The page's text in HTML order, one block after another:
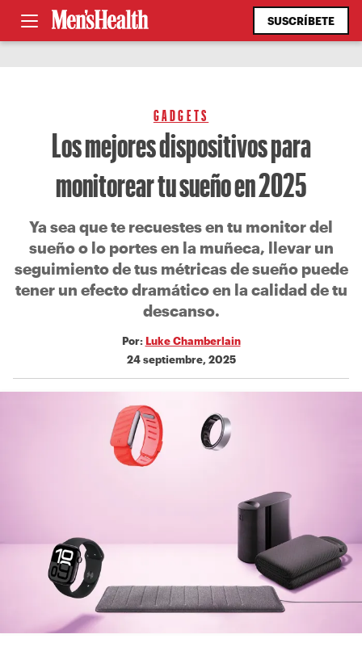
SUSCRÍBETE
GADGETS
Los mejores dispositivos para
monitorear tu sueño en 2025
Ya sea que te recuestes en tu monitor del
sueño o lo portes en la muñeca, llevar un
seguimiento de tus métricas de sueño puede
tener un efecto dramático en la calidad de tu
descanso.
Por: Luke Chamberlain
24 septiembre, 2025